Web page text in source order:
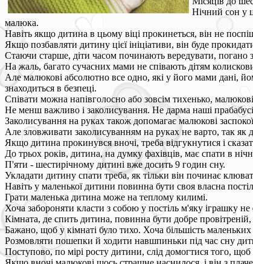
Нічний сон у
малюка.
Навіть якщо дитина в цьому віці прокинеться, він не
Якщо позбавляти дитину цієї ініціативи, він буде
Стаючи старше, діти часом починають вередувати, погано
На жаль, багато сучасних мами не співають дітям
Але малюкові абсолютно все одно, які у його мами дані,
знаходиться в безпеці.
Співати можна напівголосно або зовсім тихенько,
Не менш важливо і заколисування. Не дарма наші
Заколисування на руках також допомагає малюкові
Але зловживати заколисуванням на руках не варто, так
Якщо дитина прокинувся вночі, треба відгукнутися і
До трьох років, дитина, на думку фахівців, має спати в
П'яти - шестирічному дитині вже досить 9 годин сну.
Укладати дитину спати треба, як тільки він починає
Навіть у маленької дитини повинна бути своя власна
Грати маленька дитина може на теплому килимі.
Хоча забороняти класти з собою у постіль м'яку іграшку
Кімната, де спить дитина, повинна бути добре
Бажано, щоб у кімнаті було тихо. Хоча більшість
Розмовляти пошепки й ходити навшпиньки під час сну
Поступово, по мірі росту дитини, слід домогтися того, щоб